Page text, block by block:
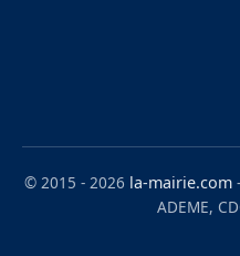
© 2015 - 2026 la-mairie.com
ADEME,